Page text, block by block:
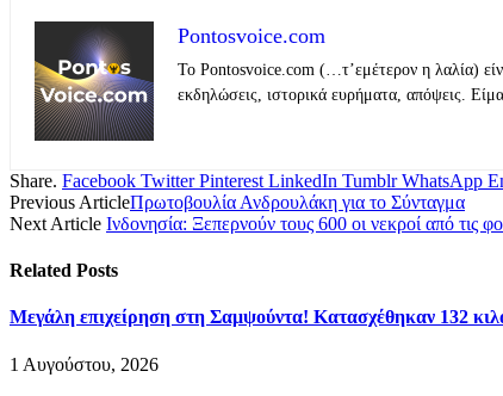
Pontosvoice.com
Το Pontosvoice.com (…τ’εμέτερον η λαλία)
εκδηλώσεις, ιστορικά ευρήματα, απόψεις.
Share. Facebook Twitter Pinterest LinkedIn Tumblr WhatsApp
Previous ArticleΠρωτοβουλία Ανδρουλάκη για το Σύνταγμα
Next Article Ινδονησία: Ξεπερνούν τους 600 οι νεκροί από τις
Related Posts
Μεγάλη επιχείρηση στη Σαμψούντα! Κατασχέθηκαν 132
1 Αυγούστου, 2026